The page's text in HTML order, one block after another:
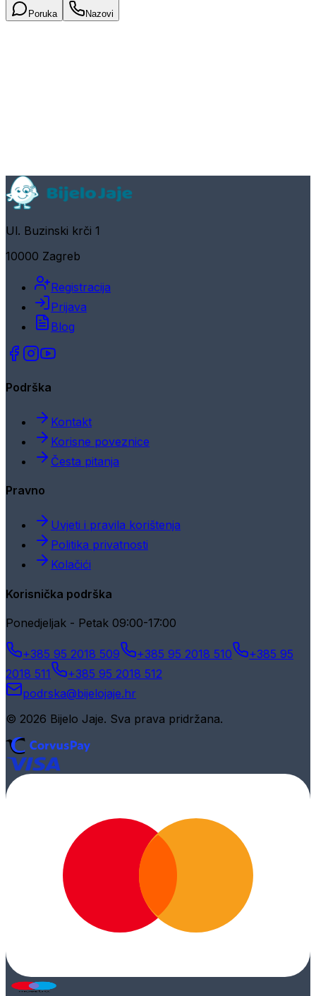
Poruka Nazovi
Ul. Buzinski krči 1
10000 Zagreb
Registracija
Prijava
Blog
Podrška
Kontakt
Korisne poveznice
Česta pitanja
Pravno
Uvjeti i pravila korištenja
Politika privatnosti
Kolačići
Korisnička podrška
Ponedjeljak - Petak 09:00-17:00
+385 95 2018 509 +385 95 2018 510
+385 95
2018 511
+385 95 2018 512
podrska@bijelojaje.hr
© 2026 Bijelo Jaje. Sva prava pridržana.